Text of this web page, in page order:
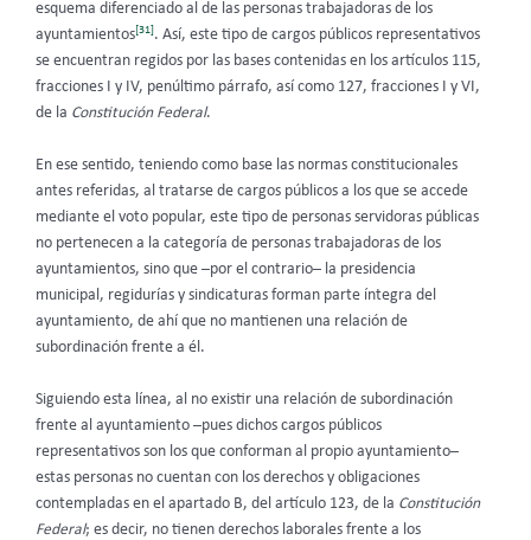
esquema diferenciado al de las personas trabajadoras de los
ayuntamientos[31]. Así, este tipo de cargos públicos representativos
se encuentran regidos por las bases contenidas en los artículos 115,
fracciones I y IV, penúltimo párrafo, así como 127, fracciones I y VI,
de la Constitución Federal.
En ese sentido, teniendo como base las normas constitucionales
antes referidas, al tratarse de cargos públicos a los que se accede
mediante el voto popular, este tipo de personas servidoras públicas
no pertenecen a la categoría de personas trabajadoras de los
ayuntamientos, sino que –por el contrario– la presidencia
municipal, regidurías y sindicaturas forman parte íntegra del
ayuntamiento, de ahí que no mantienen una relación de
subordinación frente a él.
Siguiendo esta línea, al no existir una relación de subordinación
frente al ayuntamiento –pues dichos cargos públicos
representativos son los que conforman al propio ayuntamiento–
estas personas no cuentan con los derechos y obligaciones
contempladas en el apartado B, del artículo 123, de la Constitución
Federal; es decir, no tienen derechos laborales frente a los